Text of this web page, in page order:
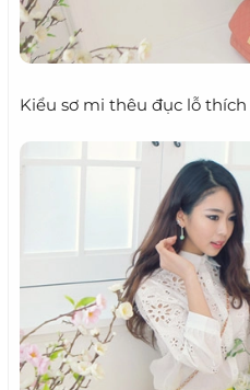
Kiểu sơ mi thêu đục lỗ